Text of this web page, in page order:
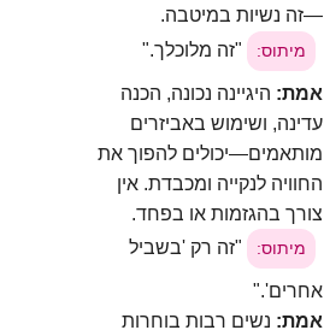
—זה נשיות במיטבה.
מיתוס: "זה מלוכלך."
אמת: היגיינה נכונה, הכנה
עדינה, ושימוש באביזרים
מותאמים—יכולים להפוך את
החוויה לנקייה ומכבדת. אין
צורך בהגזמות או בפחד.
מיתוס: "זה רק 'בשביל
אחרים'."
אמת: נשים רבות בוחרות